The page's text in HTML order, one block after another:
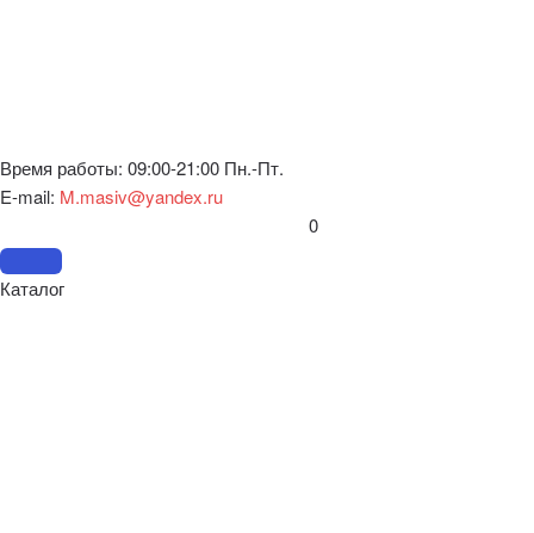
Время работы: 09:00-21:00 Пн.-Пт.
E-mail: M.masiv@yandex.ru
0
Каталог